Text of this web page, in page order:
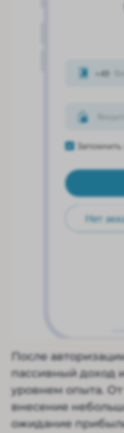
После
пассивный доход
уровнем опыта. От
внесение
ожидание